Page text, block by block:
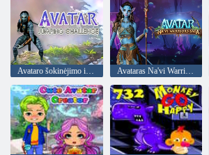
Avataro šokinėjimo iššūkis Avataras Na'vi Warriors Saga